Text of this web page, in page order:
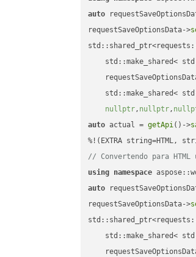
auto
requestSaveOptionsData->
std::make_shared<
std::make_shared<
nullptr, nullptr,
auto actual = getApi()->
// Convertendo para HTML
using namespace
auto
requestSaveOptionsData->
std::make_shared<